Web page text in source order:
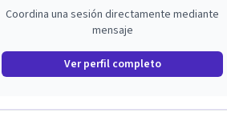
Coordina una sesión directamente mediante
mensaje
Ver perfil completo